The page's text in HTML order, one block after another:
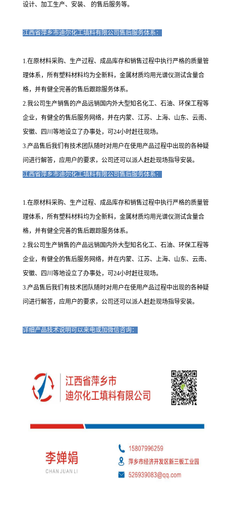
设计、加工生产、安装、 的售后服务等。
江西省萍乡市迪尔化工填料有限公司售后服务体系：
1.在原材料采购、生产过程、成品库存和销售过程中执行严格的质量管
理体系，所有塑料材料均为全新料，金属材质均用光谱仪测试含量合
格，并有健全完善的售后跟踪服务体系。
2.我公司生产销售的产品远销国内外大型知名化工、石油、环保工程等
企业，有健全的售后服务网络，并在内蒙、江苏、上海、山东、云南、
安徽、四川等地设立了办事处，可24小时赶往现场。
3.产品售后我们有技术团队随时对用户在使用产品过程中出现的各种疑
问进行解答，应用户的要求，公司还可以派人赶赴现场指导安装。
江西省萍乡市迪尔化工填料有限公司售后服务体系：
1.在原材料采购、生产过程、成品库存和销售过程中执行严格的质量管
理体系，所有塑料材料均为全新料，金属材质均用光谱仪测试含量合
格，并有健全完善的售后跟踪服务体系。
2.我公司生产销售的产品远销国内外大型知名化工、石油、环保工程等
企业，有健全的售后服务网络，并在内蒙、江苏、上海、山东、云南、
安徽、四川等地设立了办事处，可24小时赶往现场。
3.产品售后我们有技术团队随时对用户在使用产品过程中出现的各种疑
问进行解答，应用户的要求，公司还可以派人赶赴现场指导安装。
详细产品技术说明可以来电或加微信咨询：